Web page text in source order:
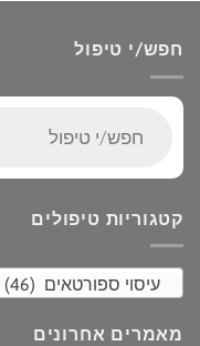
חפש/י טיפול
search
קטגוריות טיפולים
עיסוי ספורטאים (46)
מאמרים אחרונים